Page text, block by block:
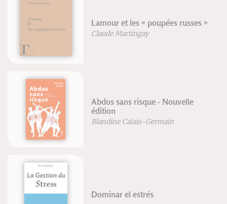
Lamour et les « poupées russes »
Claude Martingay
Abdos sans risque - Nouvelle
édition
Blandine Calais-Germain
Dominar el estrés